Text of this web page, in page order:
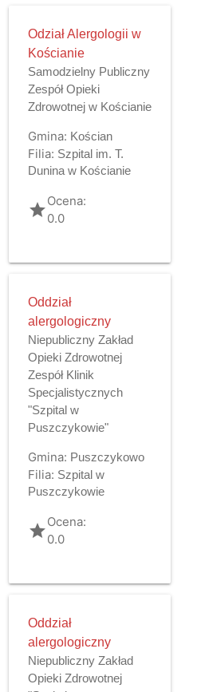
Odział Alergologii w
Kościanie
Samodzielny Publiczny
Zespół Opieki
Zdrowotnej w Kościanie
Gmina: Kościan
Filia: Szpital im. T.
Dunina w Kościanie
gradeOcena:
0.0
Oddział
alergologiczny
Niepubliczny Zakład
Opieki Zdrowotnej
Zespół Klinik
Specjalistycznych
"Szpital w
Puszczykowie"
Gmina: Puszczykowo
Filia: Szpital w
Puszczykowie
gradeOcena:
0.0
Oddział
alergologiczny
Niepubliczny Zakład
Opieki Zdrowotnej